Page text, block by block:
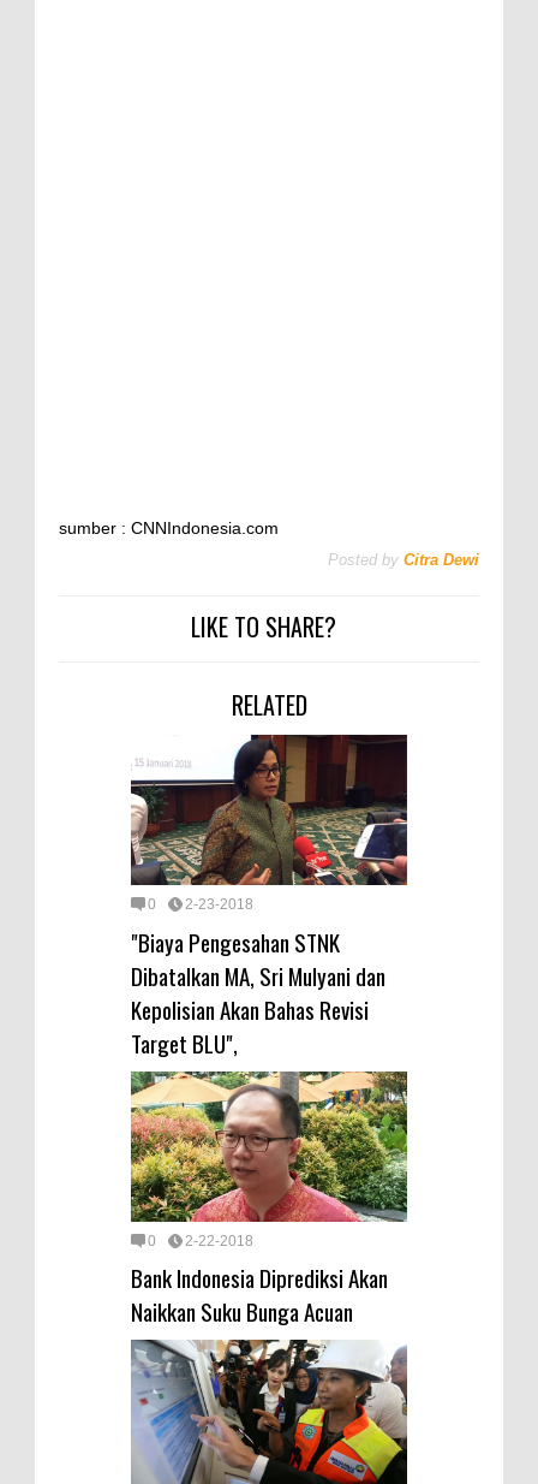
sumber : CNNIndonesia.com
Posted by Citra Dewi
LIKE TO SHARE?
RELATED
0 2-23-2018
"Biaya Pengesahan STNK
Dibatalkan MA, Sri Mulyani dan
Kepolisian Akan Bahas Revisi
Target BLU",
0 2-22-2018
Bank Indonesia Diprediksi Akan
Naikkan Suku Bunga Acuan